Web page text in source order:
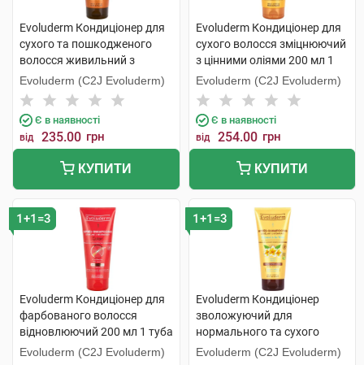
Evoluderm Кондиціонер для
сухого та пошкодженого
волосся живильний з
аргановою олією 200 мл 1
туба
Evoluderm (C2J Evoluderm)
Є в наявності
від 235.00 грн
КУПИТИ
Evoluderm Кондиціонер для
сухого волосся зміцнюючий
з цінними оліями 200 мл 1
туба
Evoluderm (C2J Evoluderm)
Є в наявності
від 254.00 грн
КУПИТИ
1+1=3
Evoluderm Кондиціонер для
фарбованого волосся
відновлюючий 200 мл 1 туба
Evoluderm (C2J Evoluderm)
1+1=3
Evoluderm Кондиціонер
зволожуючий для
нормального та сухого
волосся 200 мл 1 туба
Evoluderm (C2J Evoluderm)